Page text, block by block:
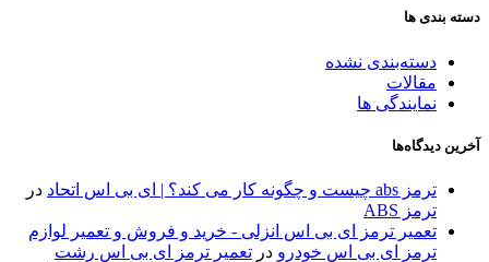
دسته بندی ها
دسته‌بندی نشده
مقالات
نمایندگی ها
آخرین دیدگاه‌ها
ترمز abs چیست و چگونه کار می کند؟ | ای بی اس اتحاد
در
ترمز ABS
تعمیر ترمز ای بی اس انزلی - خرید و فروش و تعمیر لوازم
ترمز ای بی اس خودرو در تعمیر ترمز ای بی اس رشت